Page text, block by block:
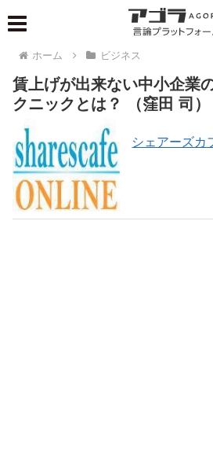
ホーム ビジネス
賃上げが出来ない中小企業
クニックとは？ （窪田 司）
シェアーズカ